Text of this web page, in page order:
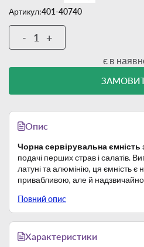
Артикул:401-40740
- +
є в
Опис
Чорна сервірувальна ємність
подачі перших страв і салатів.
латуні та алюмінію, ця ємність є
привабливою, але й
ємність підходить для супів,
інших страв. Ручки дозволяють
переміщати ємність,
обслуговуванні.
Повний опис
Характеристики